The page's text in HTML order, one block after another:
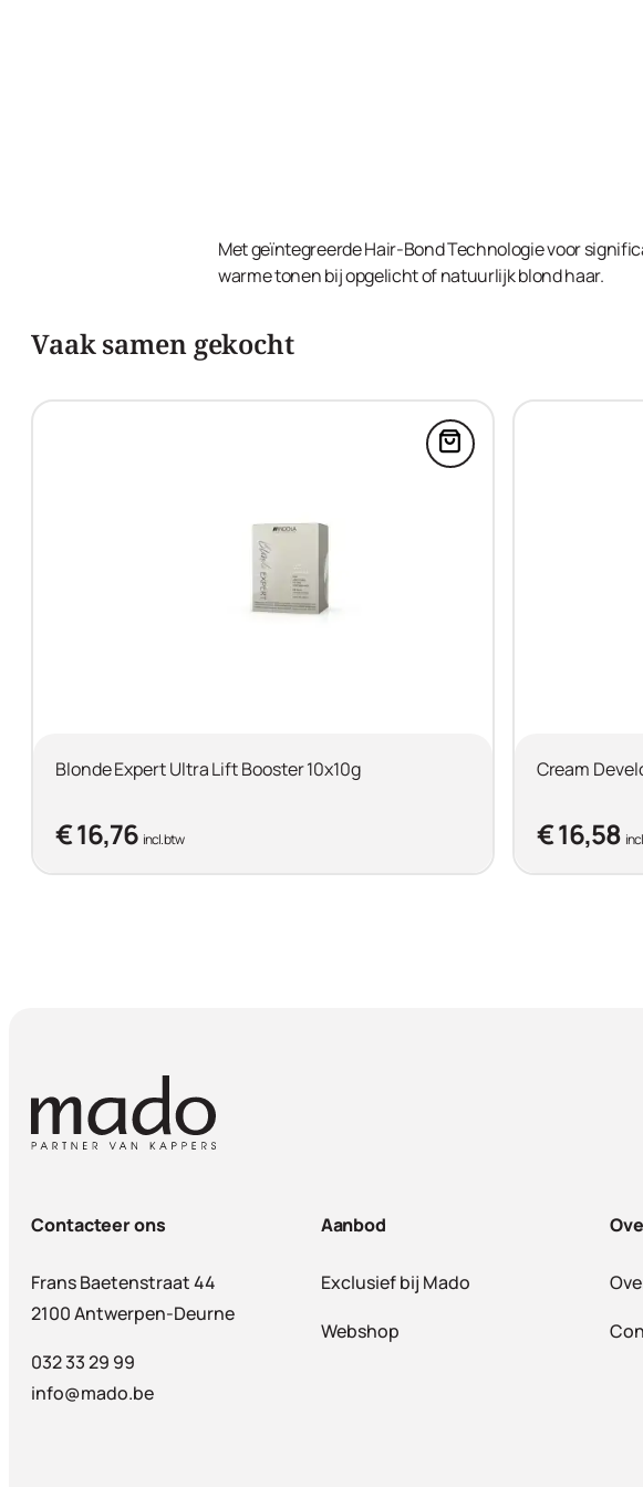
Met geïntegreerde Hair-Bond Technologie voor
warme tonen bij opgelicht of natuurlijk blond haar.
Vaak samen gekocht
Voeg Blonde Expert
Blonde Expert Ultra Lift Booster 10x10g
€ 16,76 incl. btw
Cream
€ 16,58
Contacteer ons
Frans Baetenstraat 44
2100 Antwerpen-Deurne
032 33 29 99
info@mado.be
Aanbod
Exclusief bij Mado
Webshop